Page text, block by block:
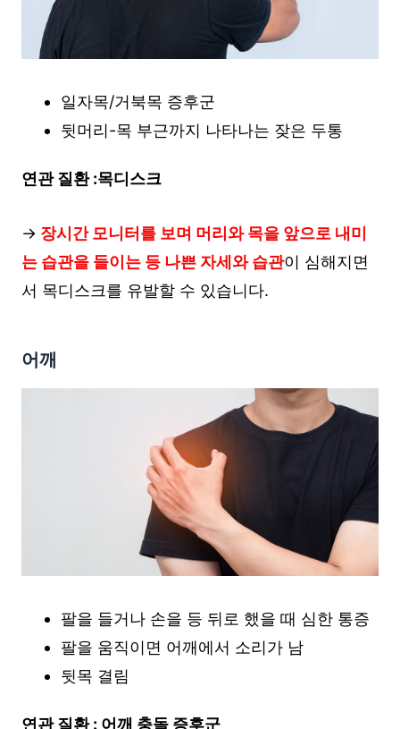
일자목/거북목 증후군
뒷머리-목 부근까지 나타나는 잦은 두통
연관 질환 :목디스크
→ 장시간 모니터를 보며 머리와 목을 앞으로 내미
는 습관을 들이는 등 나쁜 자세와 습관이 심해지면
서 목디스크를 유발할 수 있습니다.
어깨
팔을 들거나 손을 등 뒤로 했을 때 심한 통증
팔을 움직이면 어깨에서 소리가 남
뒷목 결림
연관 질환 : 어깨 충돌 증후군